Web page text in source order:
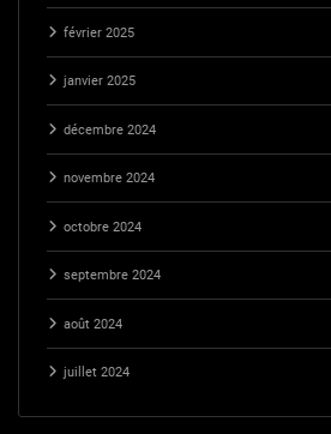
février 2025
janvier 2025
décembre 2024
novembre 2024
octobre 2024
septembre 2024
août 2024
juillet 2024